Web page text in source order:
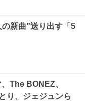
新曲”送り出す「5
The BONEZ、
り、ジェジュンら